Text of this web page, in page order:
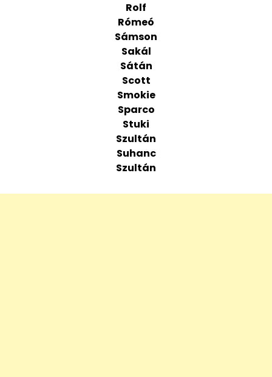
Rolf
Rómeó
Sámson
Sakál
Sátán
Scott
Smokie
Sparco
Stuki
Szultán
Suhanc
Szultán